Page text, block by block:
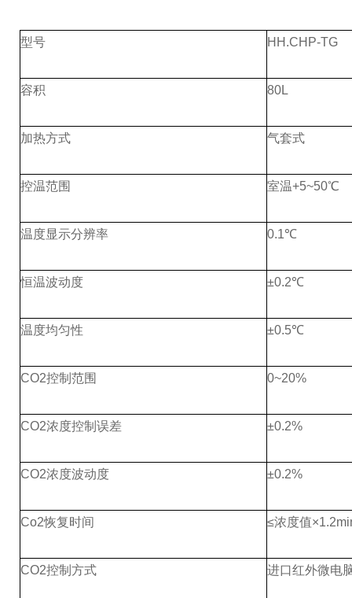
型号 HH.CHP-TG
容积 80L
加热方式 气套式
控温范围 室温+5~50℃
温度显示分辨率 0.1℃
恒温波动度 ±0.2℃
温度均匀性 ±0.5℃
CO2控制范围 0~20%
CO2浓度控制误差 ±0.2%
CO2浓度波动度 ±0.2%
Co2恢复时间 ≤浓度值
CO2控制方式 进口红外微电